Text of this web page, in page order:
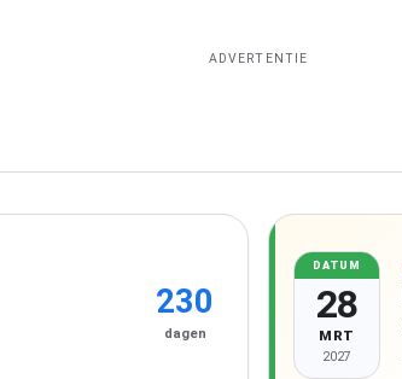
ADVERTENTIE
230
dagen
DATUM
28
MRT
2027